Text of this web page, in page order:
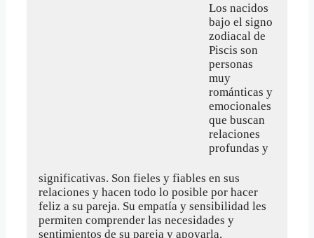
Los nacidos
bajo el signo
zodiacal de
Piscis son
personas
muy
románticas y
emocionales
que buscan
relaciones
profundas y
significativas. Son fieles y fiables en sus
relaciones y hacen todo lo posible por hacer
feliz a su pareja. Su empatía y sensibilidad les
permiten comprender las necesidades y
sentimientos de su pareja y apoyarla.